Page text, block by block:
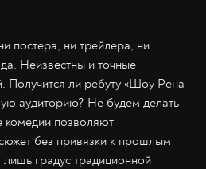
постера, ни трейлера, ни
Неизвестны и точные
Получится ли ребуту «Шоу Рена
аудиторию? Не будем делать
комедии позволяют
без привязки к прошлым
градус традиционной